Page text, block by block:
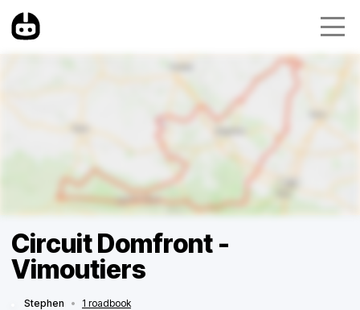
Circuit Domfront -
Vimoutiers
Stephen • 1 roadbook